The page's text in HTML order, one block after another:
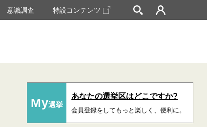
意識調査 特設コンテンツ
My選挙
あなたの選挙区はどこですか?
会員登録をしてもっと楽しく、便利に。